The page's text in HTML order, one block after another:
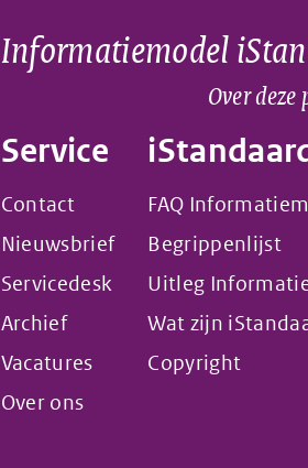
Informatiemodel
Over
Service
Contact
Nieuwsbrief
Servicedesk
Archief
Vacatures
Over ons
FAQ
Begrippenlijst
Uitleg
Wat zijn
Copyright